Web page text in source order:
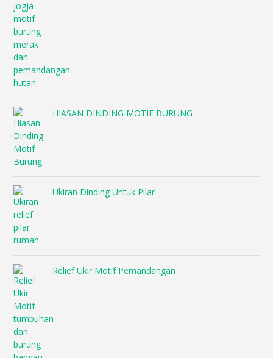
HIASAN DINDING MOTIF BURUNG
Ukiran Dinding Untuk Pilar
Relief Ukir Motif Pemandangan